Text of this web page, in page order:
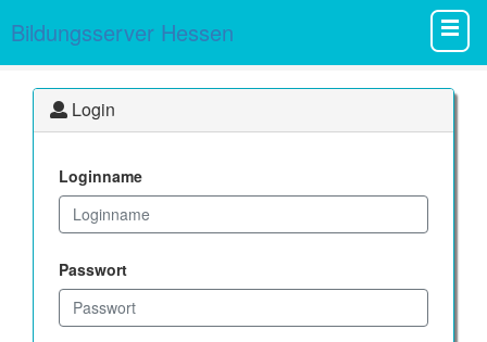
Bildungsserver Hessen
Login
Loginname
Passwort